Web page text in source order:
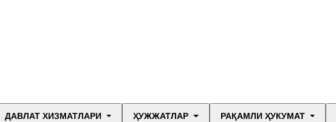
ДАВЛАТ ХИЗМАТЛАРИ ҲУЖЖАТЛАР РАҚАМЛИ ҲУКУМАТ